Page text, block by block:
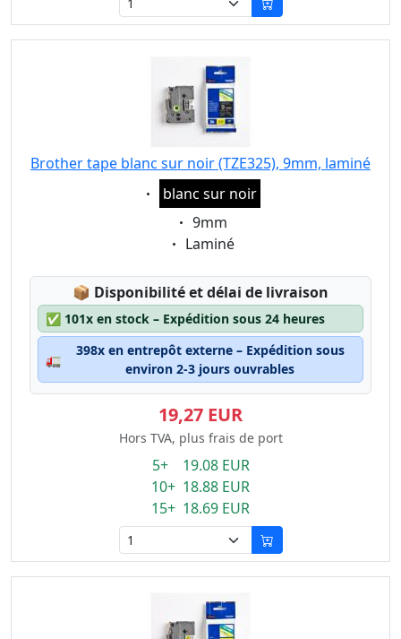
Brother tape blanc sur noir (TZE325), 9mm, laminé
Eigenschaft:
blanc sur noir
Eigenschaft:
9mm
Eigenschaft:
Laminé
📦 Lagerstatus:
Disponibilité et délai de livraison
✅ 101x en stock – Expédition sous 24 heures
🚛
398x en entrepôt externe – Expédition sous
environ 2-3 jours ouvrables
19,27 EUR
Hors TVA, plus frais de port
5+ 19.08 EUR
10+ 18.88 EUR
15+ 18.69 EUR